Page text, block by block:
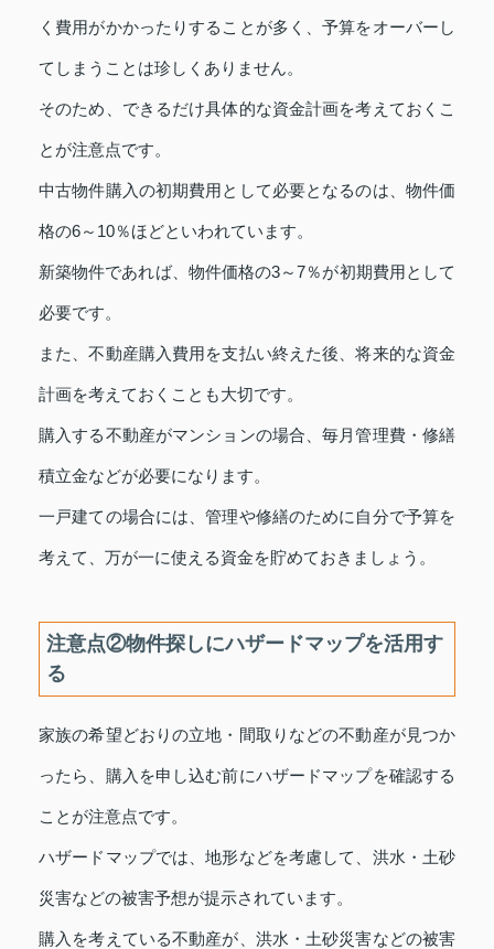
く費用がかかったりすることが多く、予算をオーバーし
てしまうことは珍しくありません。
そのため、できるだけ具体的な資金計画を考えておくこ
とが注意点です。
中古物件購入の初期費用として必要となるのは、物件価
格の6～10％ほどといわれています。
新築物件であれば、物件価格の3～7％が初期費用として
必要です。
また、不動産購入費用を支払い終えた後、将来的な資金
計画を考えておくことも大切です。
購入する不動産がマンションの場合、毎月管理費・修繕
積立金などが必要になります。
一戸建ての場合には、管理や修繕のために自分で予算を
考えて、万が一に使える資金を貯めておきましょう。
注意点②物件探しにハザードマップを活用す
る
家族の希望どおりの立地・間取りなどの不動産が見つか
ったら、購入を申し込む前にハザードマップを確認する
ことが注意点です。
ハザードマップでは、地形などを考慮して、洪水・土砂
災害などの被害予想が提示されています。
購入を考えている不動産が、洪水・土砂災害などの被害